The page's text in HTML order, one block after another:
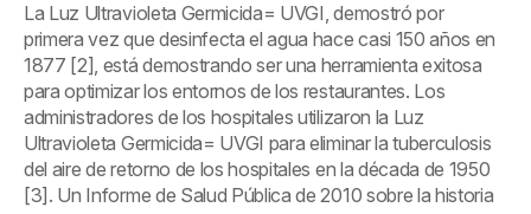
La Luz Ultravioleta Germicida= UVGI, demostró por
primera vez que desinfecta el agua hace casi 150 años en
1877 [2], está demostrando ser una herramienta exitosa
para optimizar los entornos de los restaurantes. Los
administradores de los hospitales utilizaron la Luz
Ultravioleta Germicida= UVGI para eliminar la tuberculosis
del aire de retorno de los hospitales en la década de 1950
[3]. Un Informe de Salud Pública de 2010 sobre la historia